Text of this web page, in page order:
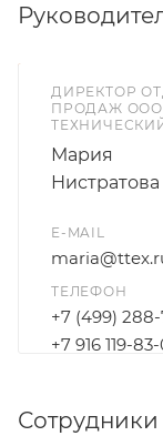
ДИРЕКТОР
ПРОДАЖ ООО
Мария
Нистратова
E-MAIL
ТЕЛЕФОН
+7 (499) 288-
+7 916 119-
Сотрудники